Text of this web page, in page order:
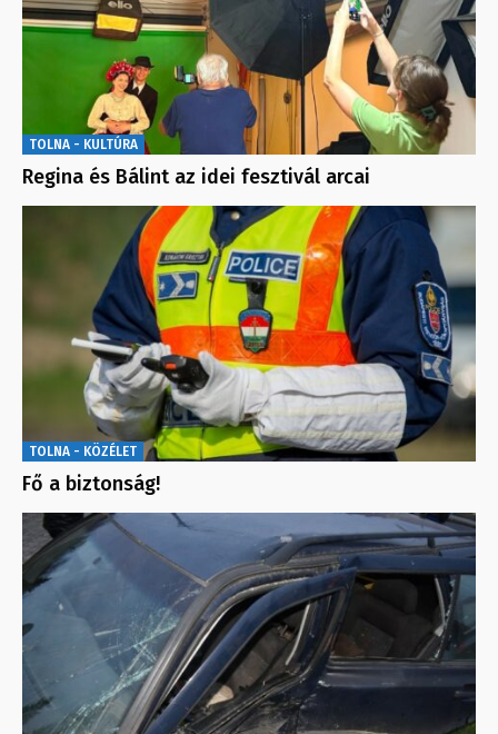
TOLNA - KULTÚRA
Regina és Bálint az idei fesztivál arcai
TOLNA - KÖZÉLET
Fő a biztonság!